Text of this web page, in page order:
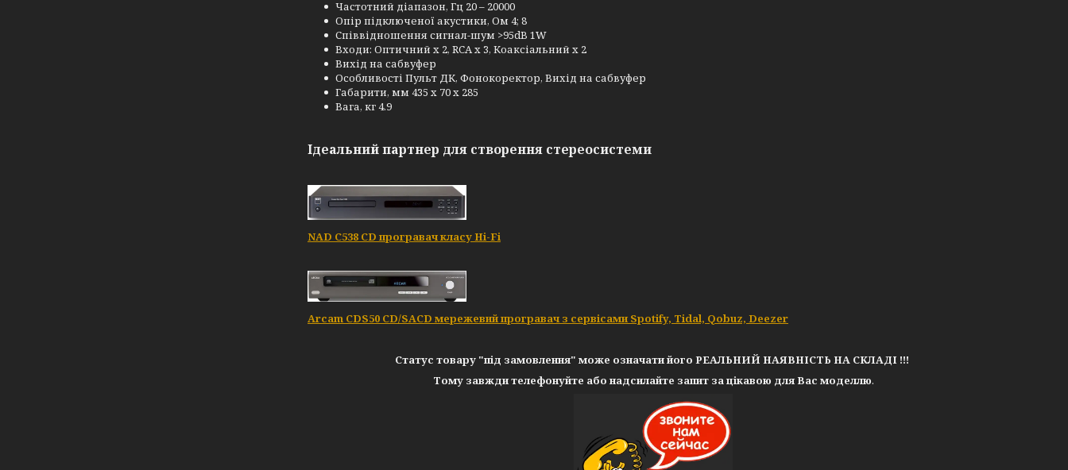
Частотний діапазон, Гц 20 – 20000
Опір підключеної акустики, Ом 4; 8
Співвідношення сигнал-шум >95dB 1W
Входи: Оптичний x 2, RCA x 3, Коаксіальний x 2
Вихід на сабвуфер
Особливості Пульт ДК, Фонокоректор, Вихід на сабвуфер
Габарити, мм 435 x 70 x 285
Вага, кг 4.9
Ідеальний партнер для створення стереосистеми
NAD C538 CD програвач класу Hi-Fi
Arcam CDS50 CD/SACD мережевий програвач з сервісами Spotify, Tidal, Qobuz, Deezer
Статус товару "під замовлення" може означати його РЕАЛЬНИЙ НАЯВНІСТЬ НА СКЛАДІ !!!
Тому завжди телефонуйте або надсилайте запит за цікавою для Вас моделлю.